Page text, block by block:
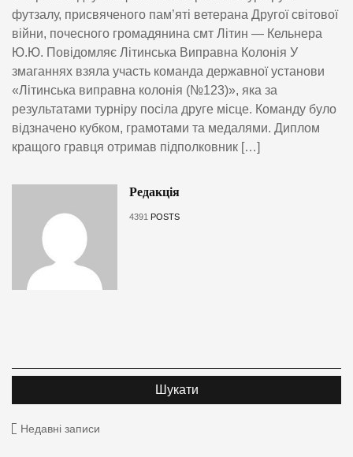
футзалу, присвяченого пам’яті ветерана Другої світової
війни, почесного громадянина смт Літин — Кельнера
Ю.Ю. Повідомляє Літинська Виправна Колонія У
змаганнях взяла участь команда державної установи
«Літинська виправна колонія (№123)», яка за
результатами турніру посіла друге місце. Команду було
відзначено кубком, грамотами та медалями. Диплом
кращого гравця отримав підполковник […]
Редакція
4391 POSTS
Недавні записи